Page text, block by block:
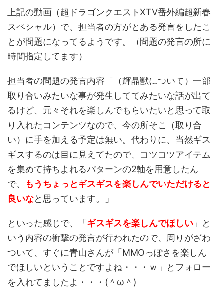
上記の動画（超ドラゴンクエストXTV番外編超新春
スペシャル）で、担当者の方がとある発言をしたこ
とが問題になってるようです。（問題の発言の所に
時間指定してます）
担当者の問題の発言内容「（輝晶獣について）一部
取り合いみたいな事が発生しててみたいな話が出て
るけど、元々それを楽しんでもらいたいと思って取
り入れたコンテンツなので、今の所そこ（取り合
い）に手を加える予定は無い。代わりに、当然ギス
ギスするのは目に見えてたので、コツコツアイテム
を集めて持ちよれるパターンの2軸を用意したん
で、
もうちょっとギスギスを楽しんでいただけると
良いなと思っています。」
といった感じで、「 ギスギスを楽しんでほしい 」と
いう内容の衝撃の発言が行われたので、周りがざわ
ついて、すぐに青山さんが「MMOっぽさを楽しん
でほしいということですよね・・・ｗ」とフォロー
を入れてましたよ・・・(＾ω＾)